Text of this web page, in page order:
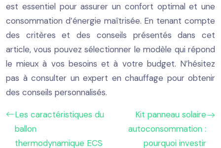
est essentiel pour assurer un confort optimal et une
consommation d’énergie maîtrisée. En tenant compte
des critères et des conseils présentés dans cet
article, vous pouvez sélectionner le modèle qui répond
le mieux à vos besoins et à votre budget. N’hésitez
pas à consulter un expert en chauffage pour obtenir
des conseils personnalisés.
Les caractéristiques du
ballon
thermodynamique ECS
Kit panneau solaire
autoconsommation :
pourquoi investir